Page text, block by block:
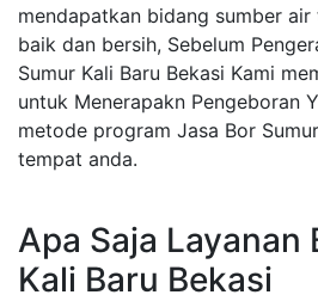
mendapatkan bidang sumber air
baik dan bersih, Sebelum
Sumur Kali Baru Bekasi Kami
untuk Menerapakn Pengeboran
metode program Jasa Bor
tempat anda.
Apa Saja Layanan
Kali Baru Bekasi